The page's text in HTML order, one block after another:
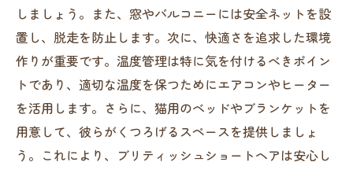
しましょう。また、窓やバルコニーには安全ネットを設
置し、脱走を防止します。次に、快適さを追求した環境
作りが重要です。温度管理は特に気を付けるべきポイン
トであり、適切な温度を保つためにエアコンやヒーター
を活用します。さらに、猫用のベッドやブランケットを
用意して、彼らがくつろげるスペースを提供しましょ
う。これにより、ブリティッシュショートヘアは安心し